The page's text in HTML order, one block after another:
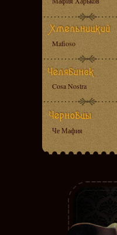
Mafioso
Cosa Nostra
Че Мафия